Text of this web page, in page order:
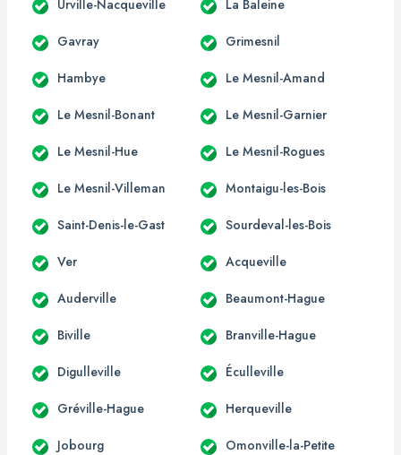
Urville-Nacqueville La Baleine
Gavray Grimesnil
Hambye Le Mesnil-Amand
Le Mesnil-Bonant Le Mesnil-Garnier
Le Mesnil-Hue Le Mesnil-Rogues
Le Mesnil-Villeman Montaigu-les-Bois
Saint-Denis-le-Gast Sourdeval-les-Bois
Ver Acqueville
Auderville Beaumont-Hague
Biville Branville-Hague
Digulleville Éculleville
Gréville-Hague Herqueville
Jobourg Omonville-la-Petite